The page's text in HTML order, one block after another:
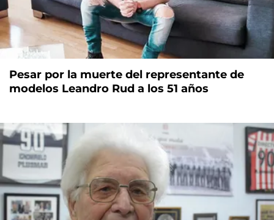
Pesar por la muerte del representante de
modelos Leandro Rud a los 51 años